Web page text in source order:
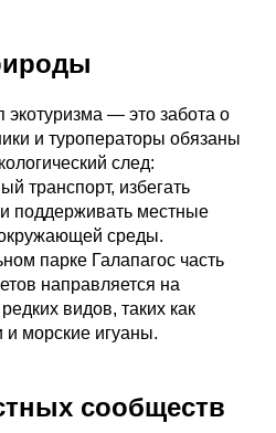
— это забота о
и туроператоры обязаны
след:
транспорт, избегать
поддерживать местные
среды.
парке Галапагос часть
направляется на
видов, таких как
и морские игуаны.
сообществ